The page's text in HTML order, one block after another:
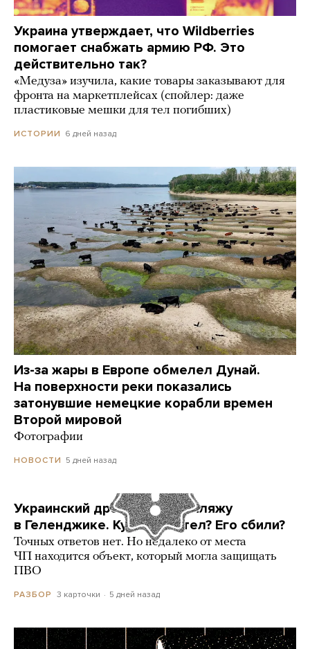
Украина утверждает, что Wildberries
помогает снабжать армию РФ. Это
действительно так?
«Медуза» изучила, какие товары заказывают для
фронта на маркетплейсах (спойлер: даже
пластиковые мешки для тел погибших)
ИСТОРИИ 6 дней назад
Из-за жары в Европе обмелел Дунай.
На поверхности реки показались
затонувшие немецкие корабли времен
Второй мировой
Фотографии
НОВОСТИ 5 дней назад
Украинский дрон попал по пляжу
в Геленджике. Куда он летел? Его сбили?
Точных ответов нет. Но недалеко от места
ЧП находится объект, который могла защищать
ПВО
РАЗБОР 3 карточки 5 дней назад